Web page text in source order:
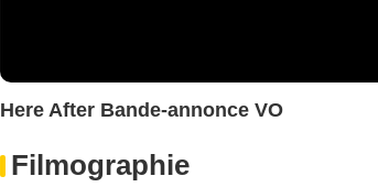
Here After Bande-annonce VO
Filmographie